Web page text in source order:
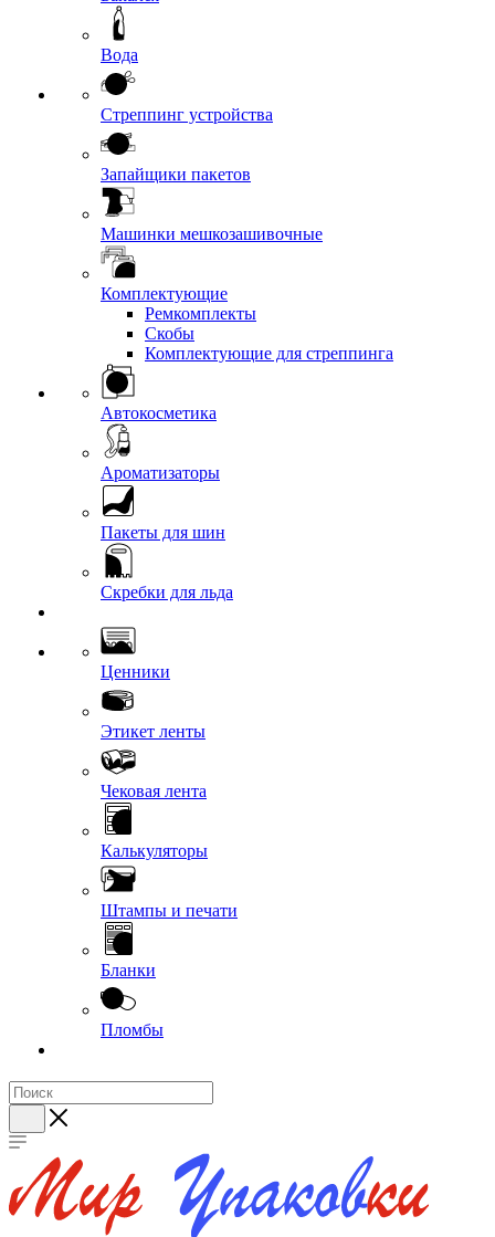
Вода
Стреппинг устройства
Запайщики пакетов
Машинки мешкозашивочные
Комплектующие
Ремкомплекты
Скобы
Комплектующие для стреппинга
Автокосметика
Ароматизаторы
Пакеты для шин
Скребки для льда
Ценники
Этикет ленты
Чековая лента
Калькуляторы
Штампы и печати
Бланки
Пломбы